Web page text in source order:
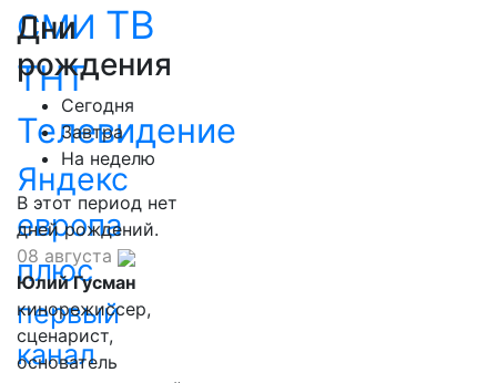
СМИ ТВ
ТНТ
Телевидение
Яндекс
европа
плюс
первый
канал
Дни
рождения
Сегодня
Завтра
На неделю
В этот период нет
дней рождений.
08 августа
Юлий Гусман
кинорежиссер,
сценарист,
основатель